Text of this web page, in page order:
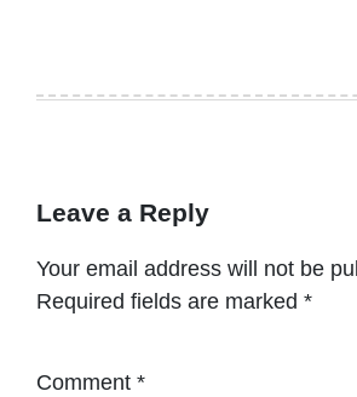
Leave a Reply
Your email address will not be
Required fields are marked *
Comment *